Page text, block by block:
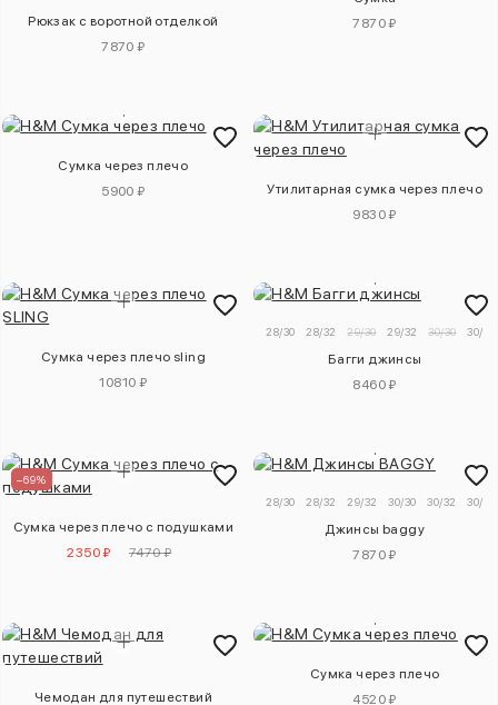
Рюкзак с воротной отделкой
7870 ₽
7870 ₽
Сумка через плечо
5900 ₽
Утилитарная сумка через плечо
9830 ₽
Сумка через плечо sling
10810 ₽
28/30 28/32 29/30 29/32 30/30 30/32
Багги джинсы
8460 ₽
–69%
Сумка через плечо с подушками
2350 ₽
7470 ₽
28/30 28/32 29/32 30/30 30/32 30/34
Джинсы baggy
7870 ₽
Чемодан для путешествий
Сумка через плечо
4520 ₽